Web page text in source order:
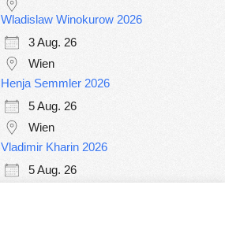
Wladislaw Winokurow 2026
3 Aug. 26
Wien
Henja Semmler 2026
5 Aug. 26
Wien
Vladimir Kharin 2026
5 Aug. 26